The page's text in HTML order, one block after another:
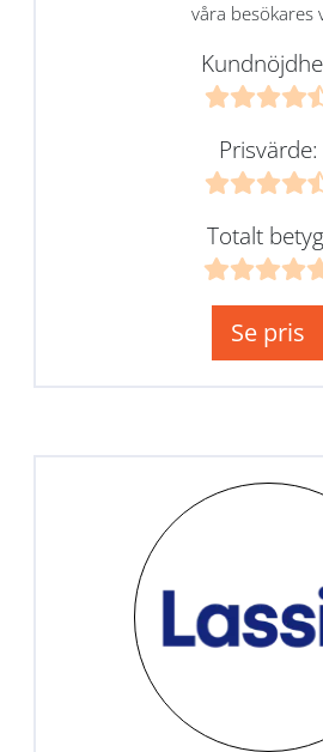
våra besökares
Prisvärde:
Totalt
Se pris